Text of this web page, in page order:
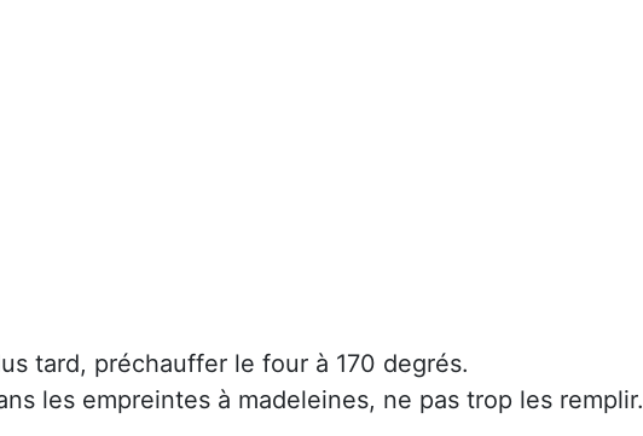
tard, préchauffer le four à 170 degrés.
les empreintes à madeleines, ne pas trop les remplir.